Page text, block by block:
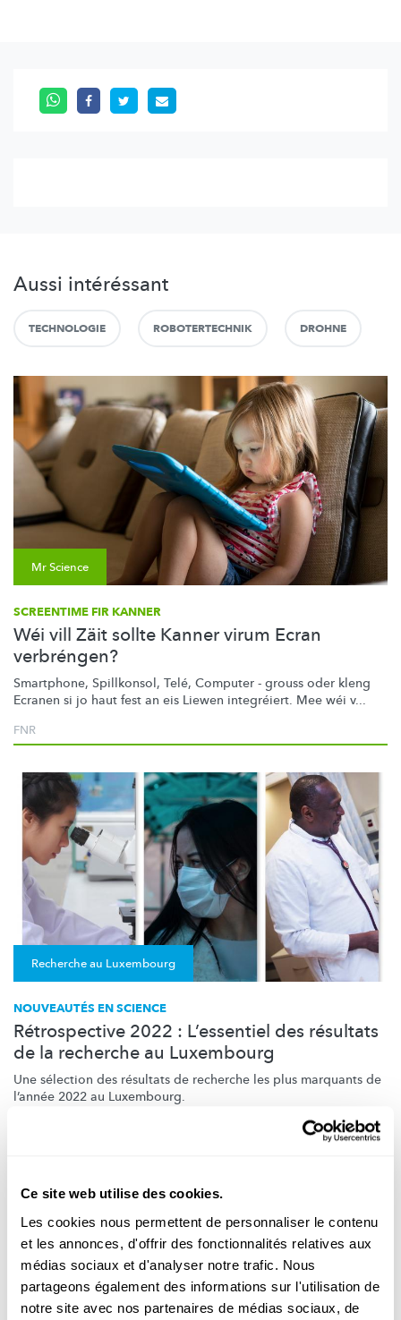
Ce site web utilise des cookies.
Les cookies nous permettent de personnaliser le contenu
et les annonces, d'offrir des fonctionnalités relatives aux
médias sociaux et d'analyser notre trafic. Nous
partageons également des informations sur l'utilisation de
notre site avec nos partenaires de médias sociaux, de
Aussi intéréssant
TECHNOLOGIE ROBOTERTECHNIK DROHNE
Mr Science
SCREENTIME FIR KANNER
Wéi vill Zäit sollte Kanner virum Ecran
verbréngen?
Smartphone, Spillkonsol, Telé, Computer - grouss oder kleng
Ecranen si jo haut fest an eis Liewen integréiert. Mee wéi v...
FNR
Recherche au Luxembourg
NOUVEAUTÉS EN SCIENCE
Rétrospective 2022 : L’essentiel des résultats
de la recherche au Luxembourg
Une sélection des résultats de recherche les plus marquants de
l’année 2022 au Luxembourg.
Liser,STATEC